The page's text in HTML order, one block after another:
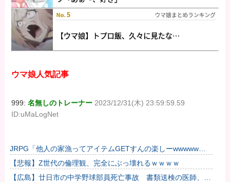
ウマ娘人気記事
999:名無しのトレーナー 2023/12/31(木) 23:59:59.59
ID:uMaLogNet
JRPG「他人の家漁ってアイテムGETすんの楽しーwwwww」
→欧米で馬鹿にされてしまう
【悲報】Z世代の倫理観、完全にぶっ壊れるｗｗｗｗ
【広島】廿日市の中学野球部員死亡事故 書類送検の医師、別